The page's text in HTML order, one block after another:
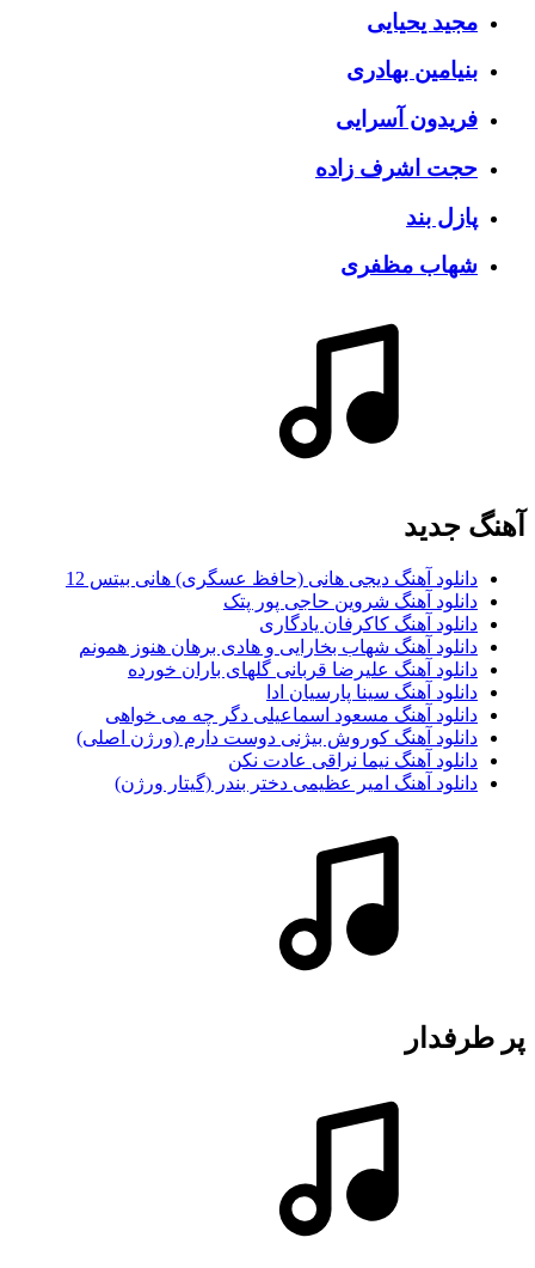
مجید یحیایی
بنیامین بهادری
فریدون آسرایی
حجت اشرف زاده
پازل بند
شهاب مظفری
آهنگ جديد
دانلود آهنگ دیجی هانی (حافظ عسگری) هانی بیتس 12
دانلود آهنگ شروین حاجی پور پتک
دانلود آهنگ کاکرفان یادگاری
دانلود آهنگ شهاب بخارایی و هادی برهان هنوز همونم
دانلود آهنگ علیرضا قربانی گلهای باران خورده
دانلود آهنگ سینا پارسیان ادا
دانلود آهنگ مسعود اسماعیلی دگر چه می خواهی
دانلود آهنگ کوروش بیژنی دوست دارم (ورژن اصلی)
دانلود آهنگ نیما نراقی عادت نکن
دانلود آهنگ امیر عظیمی دختر بندر (گیتار ورژن)
پر طرفدار